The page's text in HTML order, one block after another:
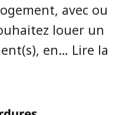
avec ou
louer un
en… Lire la